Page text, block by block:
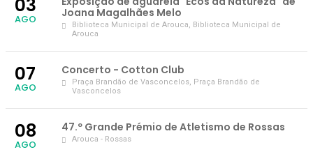
03
AGO
Joana Magalhães Melo
Biblioteca Municipal de Arouca, Biblioteca Municipal de
Arouca
07
AGO
Concerto - Cotton Club
Praça Brandão de Vasconcelos, Praça Brandão de
Vasconcelos
08
AGO
47.º Grande Prémio de Atletismo de Rossas
Arouca - Rossas